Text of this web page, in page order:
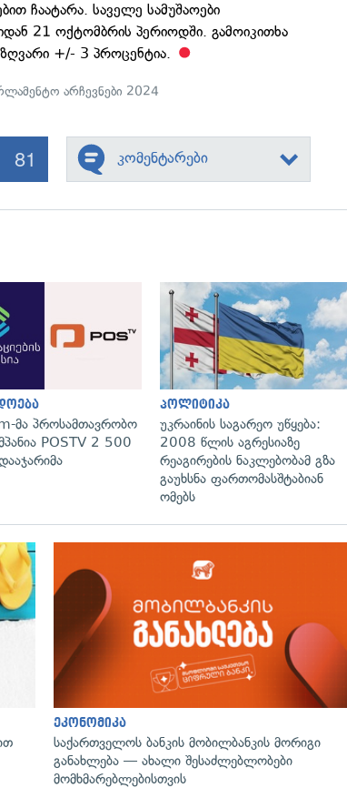
ჩაატარა. საველე სამუშაოები
21 ოქტომბრის პერიოდში. გამოიკითხა
+/- 3 პროცენტია.
არჩევნები 2024
81 კომენტარები
გადახედვა
მა პროსამთავრობო
POSTV 2 500
პოლიტიკა
უკრაინის საგარეო უწყება:
2008 წლის აგრესიაზე
რეაგირების ნაკლებობამ გზა
გაუხსნა ფართომასშტაბიან
ომებს
ეკონომიკა
საქართველოს ბანკის მობილბანკის მორიგი
განახლება — ახალი შესაძლებლობები
მომხმარებლებისთვის